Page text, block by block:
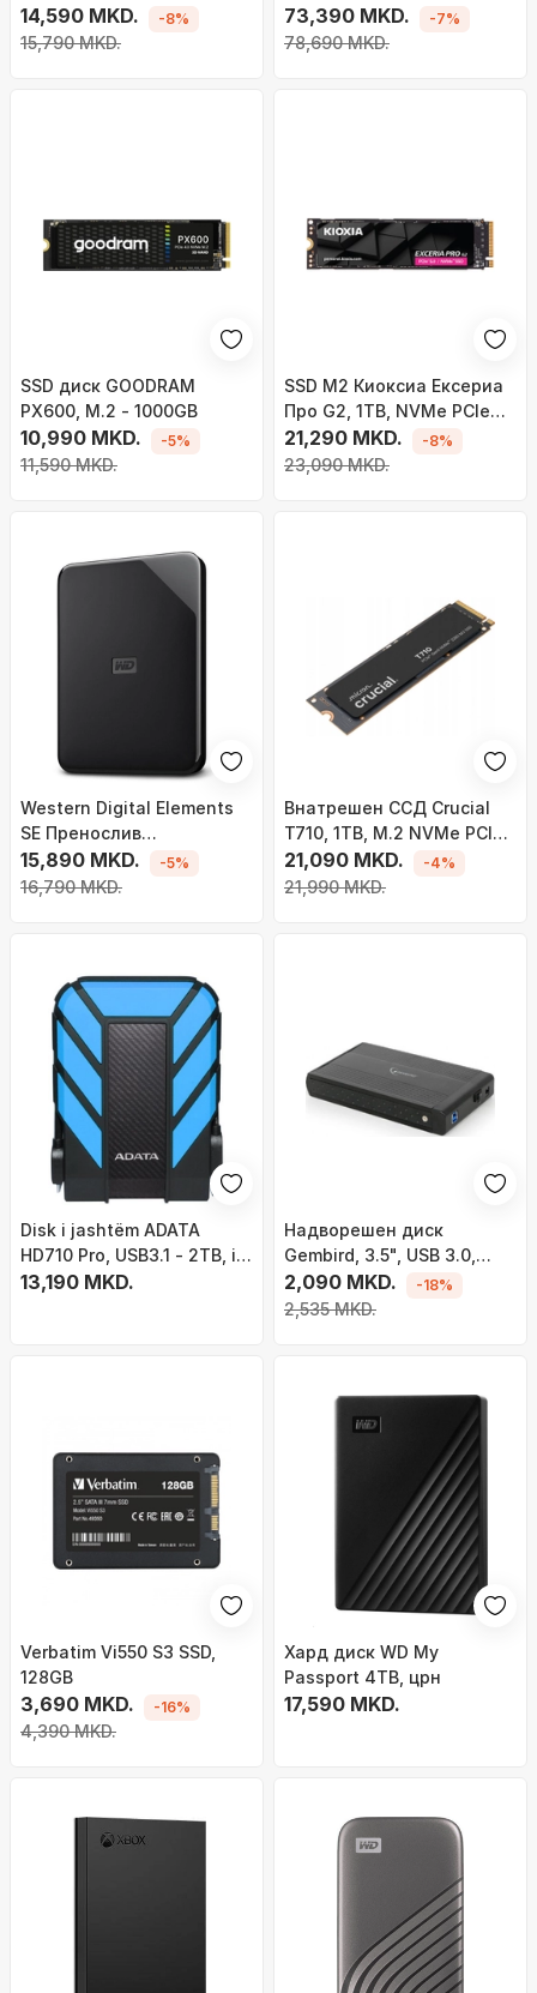
14,590 MKD.
15,790 MKD.
-8%
WDBFBE0240JBK-EESN,
црна/сива
73,390 MKD.
78,690 MKD.
-7%
SSD диск GOODRAM
PX600, M.2 - 1000GB
10,990 MKD.
11,590 MKD.
-5%
SSD M2 Киоксиа Ексериа
Про G2, 1TB, NVMe PCIe
5.0, M.2 2280
21,290 MKD.
23,090 MKD.
-8%
Western Digital Elements
SE Пренослив
Надворешен HDD, 4 TB,
USB 3.0
15,890 MKD.
16,790 MKD.
-5%
Внатрешен ССД Crucial
T710, 1TB, M.2 NVMe PCIe
Gen 5, црн
21,090 MKD.
21,990 MKD.
-4%
Disk i jashtëm ADATA
HD710 Pro, USB3.1 - 2TB, i
kaltër
13,190 MKD.
Надворешен диск
Gembird, 3.5", USB 3.0,
црна боја
2,090 MKD.
2,535 MKD.
-18%
Verbatim Vi550 S3 SSD,
128GB
3,690 MKD.
4,390 MKD.
-16%
Хард диск WD My
Passport 4TB, црн
17,590 MKD.